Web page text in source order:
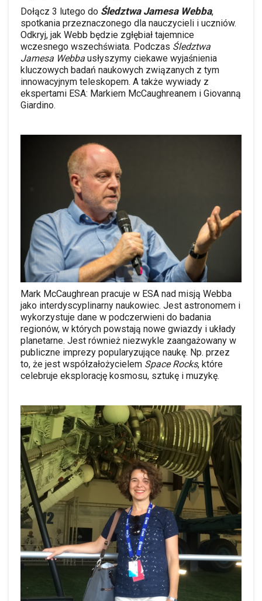
Dołącz 3 lutego do Śledztwa Jamesa Webba,
spotkania przeznaczonego dla nauczycieli i uczniów.
Odkryj, jak Webb będzie zgłębiał tajemnice
wczesnego wszechświata. Podczas Śledztwa
Jamesa Webba usłyszymy ciekawe wyjaśnienia
kluczowych badań naukowych związanych z tym
innowacyjnym teleskopem. A także wywiady z
ekspertami ESA: Markiem McCaughreanem i Giovanną
Giardino.
Mark McCaughrean pracuje w ESA nad misją Webba
jako interdyscyplinarny naukowiec. Jest astronomem i
wykorzystuje dane w podczerwieni do badania
regionów, w których powstają nowe gwiazdy i układy
planetarne. Jest również niezwykle zaangażowany w
publiczne imprezy popularyzujące naukę. Np. przez
to, że jest współzałożycielem Space Rocks, które
celebruje eksplorację kosmosu, sztukę i muzykę.